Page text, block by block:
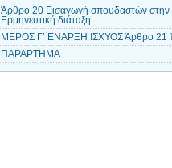
Άρθρο 20 Εισαγωγή σπουδαστών στην
Ερμηνευτική διάταξη
ΜΕΡΟΣ Γ’ ΕΝΑΡΞΗ ΙΣΧΥΟΣ Άρθρο 21
ΠΑΡΑΡΤΗΜΑ